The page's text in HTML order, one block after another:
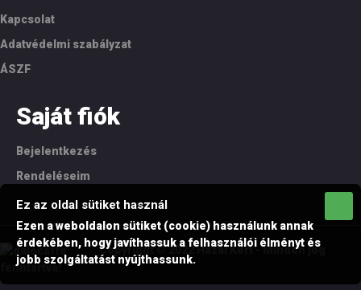
Kapcsolat
Adatvédelmi szabályzat
ÁSZF
Saját fiók
Bejelentkezés
Rendeléseim
Copyright © 2022 Hazai Kert - Minden jog
fenntartva!
Ez az oldal sütiket használ
Ezen a weboldalon sütiket (cookie) használunk annak
érdekében, hogy javíthassuk a felhasználói élményt és
jobb szolgáltatást nyújthassunk.